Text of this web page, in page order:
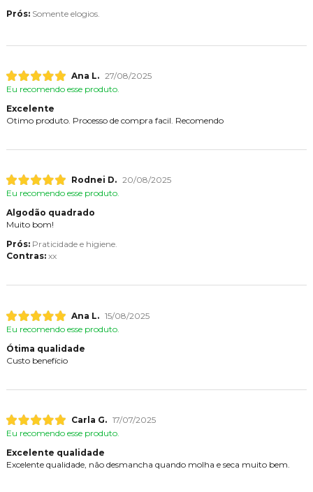
Prós: Somente elogios.
Ana L. 27/08/2025
Eu recomendo esse produto.
Excelente
Otimo produto. Processo de compra facil. Recomendo
Rodnei D. 20/08/2025
Eu recomendo esse produto.
Algodão quadrado
Muito bom!
Prós: Praticidade e higiene.
Contras: xx
Ana L. 15/08/2025
Eu recomendo esse produto.
Ótima qualidade
Custo benefício
Carla G. 17/07/2025
Eu recomendo esse produto.
Excelente qualidade
Excelente qualidade, não desmancha quando molha e seca muito bem.